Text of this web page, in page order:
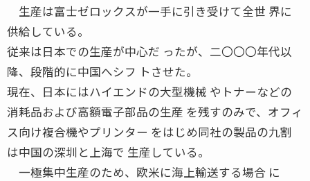
生産は富士ゼロックスが一手に引き受けて全世 界に
供給している。
従来は日本での生産が中心だ ったが、二〇〇〇年代以
降、段階的に中国へシフ トさせた。
現在、日本にはハイエンドの大型機械 やトナーなどの
消耗品および高額電子部品の生産 を残すのみで、オフィ
ス向け複合機やプリンター をはじめ同社の製品の九割
は中国の深圳と上海で 生産している。
一極集中生産のため、欧米に海上輸送する場合 に